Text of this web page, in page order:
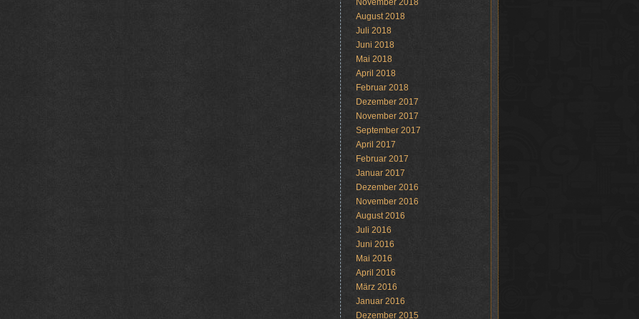
November 2018
August 2018
Juli 2018
Juni 2018
Mai 2018
April 2018
Februar 2018
Dezember 2017
November 2017
September 2017
April 2017
Februar 2017
Januar 2017
Dezember 2016
November 2016
August 2016
Juli 2016
Juni 2016
Mai 2016
April 2016
März 2016
Januar 2016
Dezember 2015